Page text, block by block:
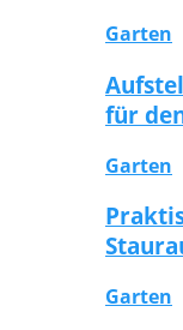
Garten
für
Garten
Garten